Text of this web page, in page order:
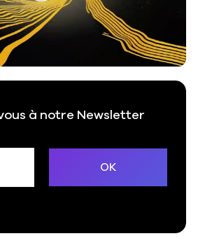
Video
à notre Newsletter